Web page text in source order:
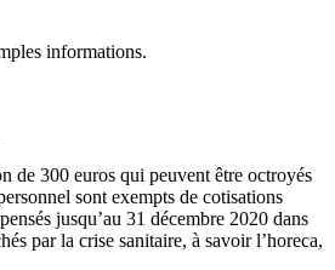
informations.
de 300 euros qui peuvent être octroyés
sont exempts de cotisations
jusqu’au 31 décembre 2020 dans
par la crise sanitaire, à savoir l’horeca,